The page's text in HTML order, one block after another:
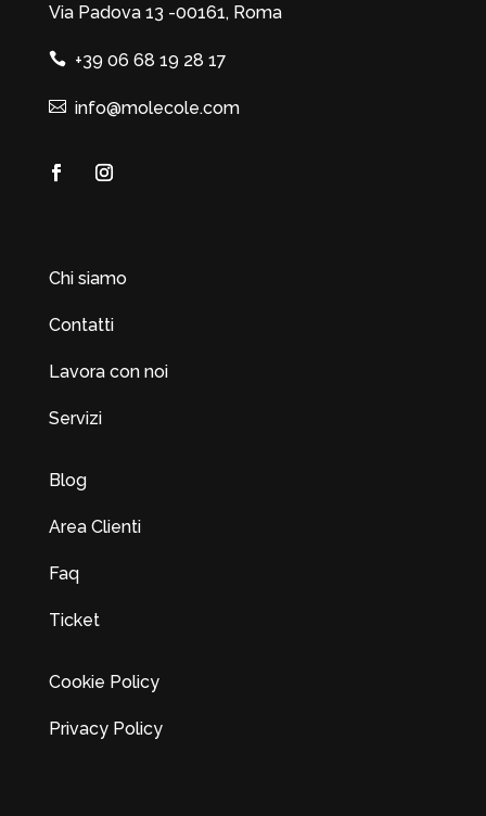
Via Padova 13 -00161, Roma
+39 06 68 19 28 17
info@molecole.com
Chi siamo
Contatti
Lavora con noi
Servizi
Blog
Area Clienti
Faq
Ticket
Cookie Policy
Privacy Policy